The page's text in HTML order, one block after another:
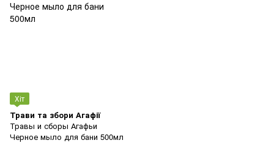
Хіт
Трави та збори Агафії
Травы и сборы Агафьи
Черное мыло для бани 500мл